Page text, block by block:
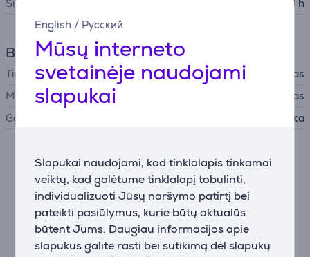
English / Русский
Mūsų interneto
svetainėje naudojami
slapukai
Slapukai naudojami, kad tinklalapis tinkamai
veiktų, kad galėtume tinklalapį tobulinti,
individualizuoti Jūsų naršymo patirtį bei
pateikti pasiūlymus, kurie būtų aktualūs
būtent Jums. Daugiau informacijos apie
slapukus galite rasti bei sutikimą dėl slapukų
Šilumos palaikymas 9 h
Bendri parametrai
Tipas
Maisto termosas
Medžiaga
Nerūdijantis plienas
Gamintojas
Kambukka
Aprašymas
Nė neabejojame – jūs mėgstate maistą. Tačiau
garantuojame, kad pietūs jums dar labiau patiks, kai
juos pasiimsite Bora maisto inde. Šis 600 ml talpos
indas ne tik stilingas – ypač derinamas su tokios